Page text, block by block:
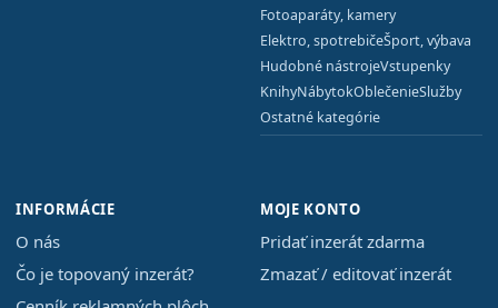
Fotoaparáty, kamery
Elektro, spotrebičeŠport, výbava
Hudobné nástrojeVstupenky
KnihyNábytokOblečenieSlužby
Ostatné kategórie
INFORMÁCIE
O nás
Čo je topovaný inzerát?
MOJE KONTO
Pridať inzerát zdarma
Zmazať / editovať inzerát